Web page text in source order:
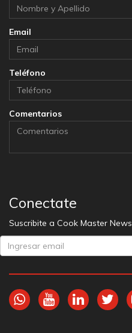
Email
Teléfono
Comentarios
Conectate
Suscribite a Cook Master News